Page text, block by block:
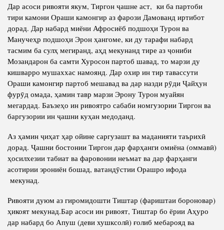
Дар асоси ривояти якум, Тиргон ҷашне аст, ки ба партоби
тири камони Ораши камонгир аз фарози Дамованд иртибот
дорад. Дар набард миёни Афросиёб подшоҳи Турон ва
Манучеҳр подшоҳи Эрон ҳангоме, ки ду тарафи набард
тасмим ба сулҳ мегиранд, аҳд мекунанд тире аз ҷониби
Мозандарон ба самти Хуросон партоб шавад, то марзи ду
кишварро мушаххас намоянд. Дар охир ин тир тавассути
Ораши камонгир партоб мешавад ва дар назди рӯди Ҷайҳун
фурӯд омада, ҳамин тавр марзи Эрону Турон муайян
мегардад. Баъзеҳо ин ривоятро сабаби номгузории Тиргон ва
баргузории ин ҷашни куҳан медоданд.
Аз ҳамин ҷиҳат ҳар ойине саргузашт ва маданияти таърихӣ
дорад. Ҷашни бостонии Тиргон дар фарҳанги омиёна (оммавӣ)
ҳосилхезии табиат ва фаровонии неъмат ва дар фарҳанги
асотирии эрониён бошад, ватандӯстии Орашро ифода
мекунад.
Ривояти дуюм аз гиромидошти Тиштар (фариштаи бороновар)
ҳикоят мекунад.Бар асоси ин ривоят, Тиштар бо ёрии Аҳуро
дар набард бо Апуш (деви хушксолӣ) ғолиб мебарояд ва